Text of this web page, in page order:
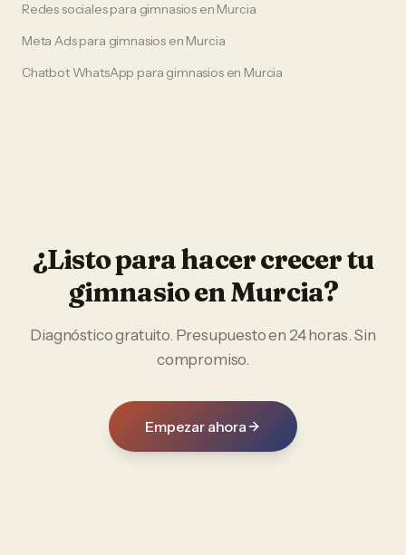
Redes socialespara gimnasios en Murcia
Meta Adspara gimnasios en Murcia
Chatbot WhatsApp para gimnasiosen Murcia
¿Listo para hacer crecer tu
gimnasioenMurcia?
Diagnóstico gratuito. Presupuesto en 24 horas. Sin
compromiso.
Empezar ahora